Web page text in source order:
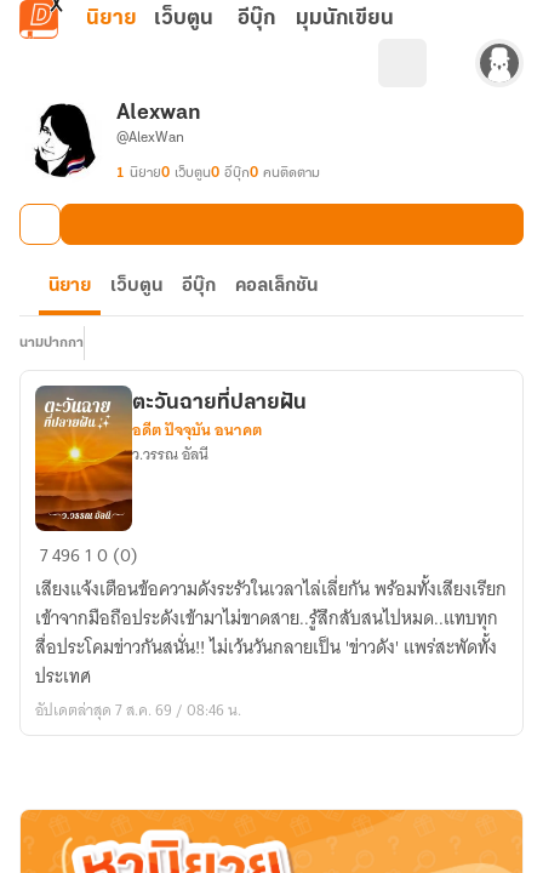
ข้ามไปยังเนื้อหาหลัก
นิยาย เว็บตูน อีบุ๊ก มุมนักเขียน
Alexwan
@AlexWan
1 นิยาย0 เว็บตูน0 อีบุ๊ก0 คนติดตาม
นิยาย เว็บตูน อีบุ๊ก คอลเล็กชัน
นามปากกา
ตะวัน
ฉาย
ที่
ปลาย
ฝัน
ตะวันฉายที่ปลายฝัน
อดีต ปัจจุบัน อนาคต
ว.วรรณ อัลนี
749610 (0)
เสียงแจ้งเตือนข้อความดังระรัวในเวลาไล่เลี่ยกัน พร้อมทั้งเสียงเรียก
เข้าจากมือถือประดังเข้ามาไม่ขาดสาย..รู้สึกสับสนไปหมด..แทบทุก
สื่อประโคมข่าวกันสนั่น!! ไม่เว้นวันกลายเป็น 'ข่าวดัง' แพร่สะพัดทั้ง
ประเทศ
อัปเดตล่าสุด 7 ส.ค. 69 / 08:46 น.